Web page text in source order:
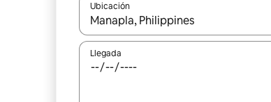
Ubicación
Cuando los resultados estén
Llegada